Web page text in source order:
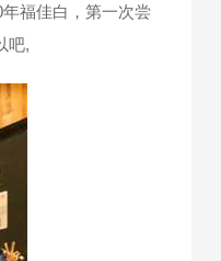
福佳白，第一次尝
吧,